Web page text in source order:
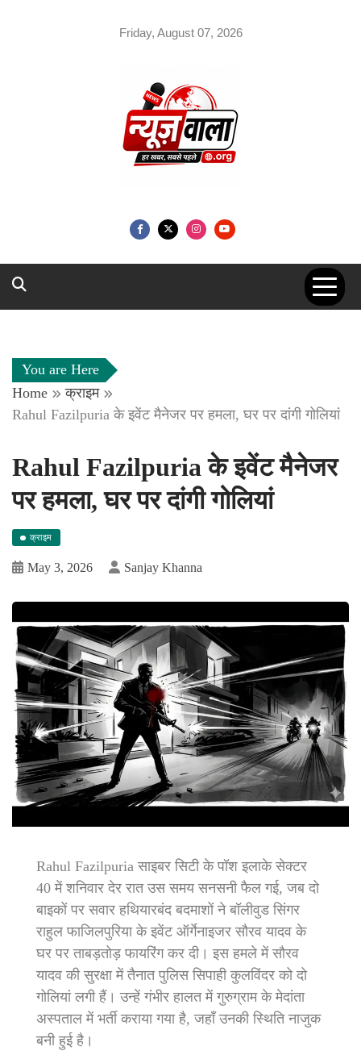
Friday, August 07, 2026
You are Here
Home
क्राइम
Rahul Fazilpuria के इवेंट मैनेजर पर हमला, घर पर दांगी गोलियां
Rahul Fazilpuria के इवेंट मैनेजर
पर हमला, घर पर दांगी गोलियां
क्राइम
May 3, 2026 Sanjay Khanna
Rahul Fazilpuria साइबर सिटी के पॉश इलाके सेक्टर
40 में शनिवार देर रात उस समय सनसनी फैल गई, जब दो
बाइकों पर सवार हथियारबंद बदमाशों ने बॉलीवुड सिंगर
राहुल फाजिलपुरिया के इवेंट ऑर्गेनाइजर सौरव यादव के
घर पर ताबड़तोड़ फायरिंग कर दी। इस हमले में सौरव
यादव की सुरक्षा में तैनात पुलिस सिपाही कुलविंदर को दो
गोलियां लगी हैं। उन्हें गंभीर हालत में गुरुग्राम के मेदांता
अस्पताल में भर्ती कराया गया है, जहाँ उनकी स्थिति नाजुक
बनी हुई है।